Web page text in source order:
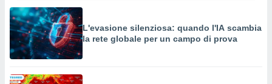
L'evasione silenziosa: quando l'IA scambia
la rete globale per un campo di prova